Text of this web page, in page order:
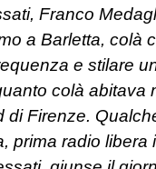
Franco
a Barletta, colà
e stilare
colà abitava
Firenze.
prima radio